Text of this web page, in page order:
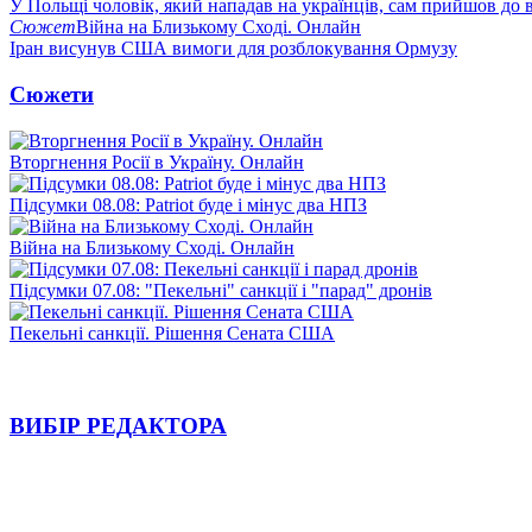
У Польщі чоловік, який нападав на українців, сам прийшов до
СюжетВійна на Близькому Сході. Онлайн
Іран висунув США вимоги для розблокування Ормузу
Сюжети
Вторгнення Росії в Україну. Онлайн
Підсумки 08.08: Patriot буде і мінус два НПЗ
Війна на Близькому Сході. Онлайн
Підсумки 07.08: "Пекельні" санкції і "парад" дронів
Пекельні санкції. Рішення Сената США
ВИБІР РЕДАКТОРА